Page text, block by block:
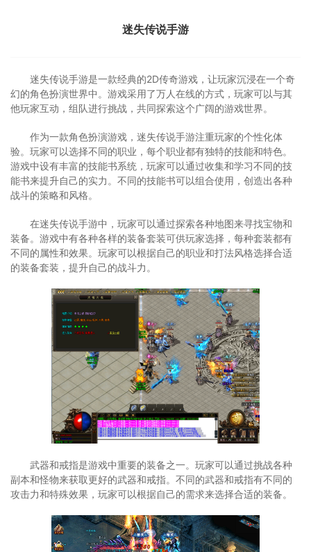
迷失传说手游
迷失传说手游是一款经典的2D传奇游戏，让玩家沉浸在一个奇
幻的角色扮演世界中。游戏采用了万人在线的方式，玩家可以与其
他玩家互动，组队进行挑战，共同探索这个广阔的游戏世界。
作为一款角色扮演游戏，迷失传说手游注重玩家的个性化体
验。玩家可以选择不同的职业，每个职业都有独特的技能和特色。
游戏中设有丰富的技能书系统，玩家可以通过收集和学习不同的技
能书来提升自己的实力。不同的技能书可以组合使用，创造出各种
战斗的策略和风格。
在迷失传说手游中，玩家可以通过探索各种地图来寻找宝物和
装备。游戏中有各种各样的装备套装可供玩家选择，每种套装都有
不同的属性和效果。玩家可以根据自己的职业和打法风格选择合适
的装备套装，提升自己的战斗力。
武器和戒指是游戏中重要的装备之一。玩家可以通过挑战各种
副本和怪物来获取更好的武器和戒指。不同的武器和戒指有不同的
攻击力和特殊效果，玩家可以根据自己的需求来选择合适的装备。